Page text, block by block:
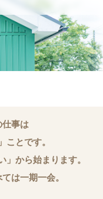
仕事は
ことです。
」から始まります。
は一期一会。